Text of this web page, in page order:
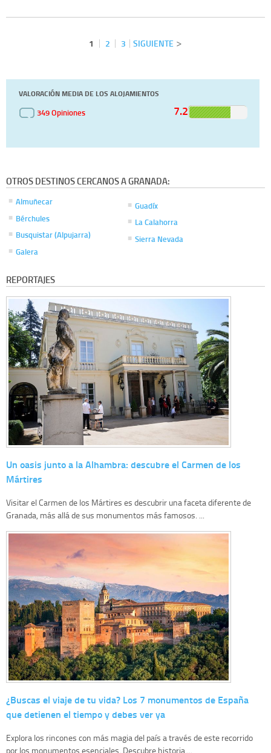
1 2 3 SIGUIENTE
VALORACIÓN MEDIA DE LOS ALOJAMIENTOS
349 Opiniones
7.2
OTROS DESTINOS CERCANOS A GRANADA:
Almuñecar
Bérchules
Busquistar (Alpujarra)
Galera
Guadíx
La Calahorra
Sierra Nevada
REPORTAJES
Un oasis junto a la Alhambra: descubre el Carmen de los
Mártires
Visitar el Carmen de los Mártires es descubrir una faceta diferente de
Granada, más allá de sus monumentos más famosos. ...
¿Buscas el viaje de tu vida? Los 7 monumentos de España
que detienen el tiempo y debes ver ya
Explora los rincones con más magia del país a través de este recorrido
por los monumentos esenciales. Descubre historia,...